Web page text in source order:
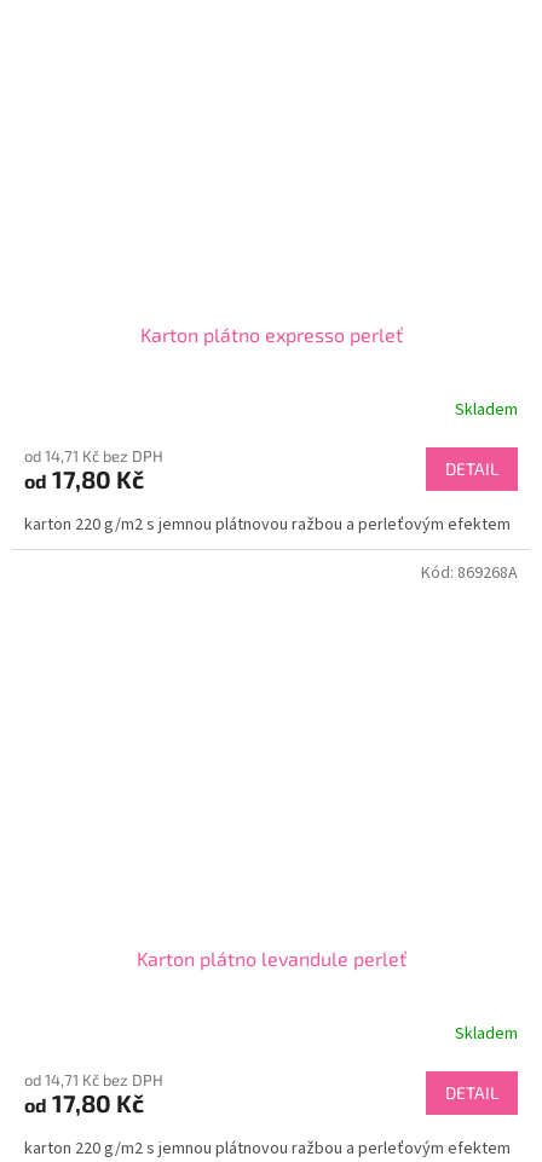
Karton plátno expresso perleť
Skladem
od 14,71 Kč bez DPH
od 17,80 Kč DETAIL
karton 220 g/m2 s jemnou plátnovou ražbou a perleťovým efektem
Karton plátno levandule perleť
Skladem
od 14,71 Kč bez DPH
od 17,80 Kč DETAIL
karton 220 g/m2 s jemnou plátnovou ražbou a perleťovým efektem
Kód: 869268A